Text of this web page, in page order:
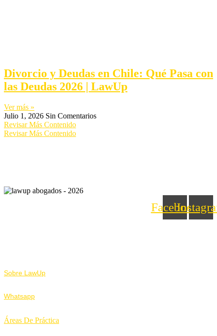
Divorcio y Deudas en Chile: Qué Pasa con
las Deudas 2026 | LawUp
Ver más »
Julio 1, 2026 Sin Comentarios
Revisar Más Contenido
Revisar Más Contenido
Facebook
Sobre LawUp
Whatsapp
Áreas De Práctica